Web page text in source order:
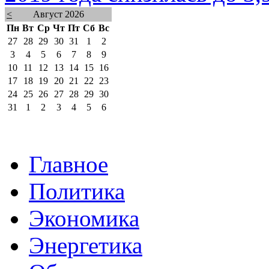
<
Август 2026
Пн Вт Ср Чт Пт Сб Вс
27
28 29 30 31 1
2
3
4 5 6 7 8
9
10
11 12 13 14 15
16
17
18 19 20 21 22
23
24
25 26 27 28 29 30
31
1 2 3 4 5 6
Главное
Политика
Экономика
Энергетика